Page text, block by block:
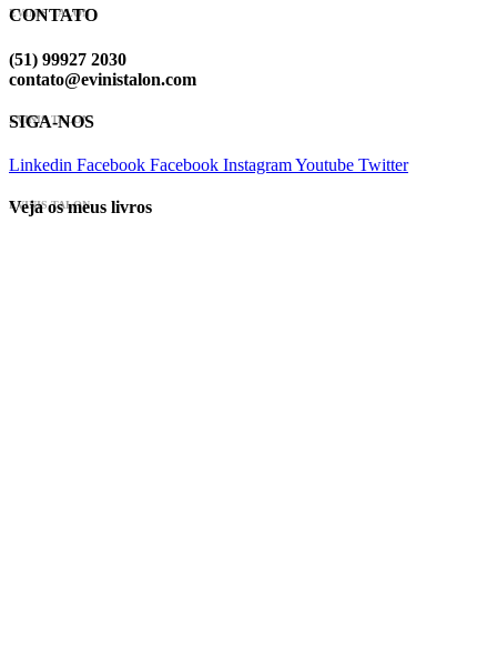
EVINIS TALON
CONTATO
(51) 99927 2030
contato@evinistalon.com
EVINIS TALON
SIGA-NOS
Linkedin Facebook Facebook InstagramYoutube Twitter
EVINIS TALON
Veja os meus livros